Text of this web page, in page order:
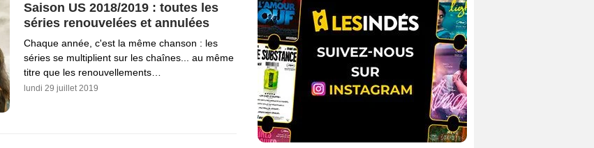
Saison US 2018/2019 : toutes les
séries renouvelées et annulées
Chaque année, c'est la même chanson : les
séries se multiplient sur les chaînes... au même
titre que les renouvellements…
lundi 29 juillet 2019